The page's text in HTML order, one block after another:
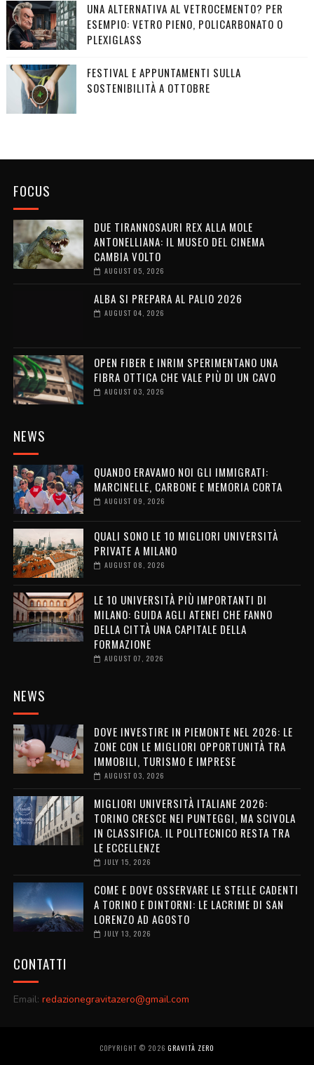
UNA ALTERNATIVA AL VETROCEMENTO? PER
ESEMPIO: VETRO PIENO, POLICARBONATO O
PLEXIGLASS
FESTIVAL E APPUNTAMENTI SULLA
SOSTENIBILITÀ A OTTOBRE
FOCUS
DUE TIRANNOSAURI REX ALLA MOLE
ANTONELLIANA: IL MUSEO DEL CINEMA
CAMBIA VOLTO
AUGUST 05, 2026
ALBA SI PREPARA AL PALIO 2026
AUGUST 04, 2026
OPEN FIBER E INRIM SPERIMENTANO UNA
FIBRA OTTICA CHE VALE PIÙ DI UN CAVO
AUGUST 03, 2026
NEWS
QUANDO ERAVAMO NOI GLI IMMIGRATI:
MARCINELLE, CARBONE E MEMORIA CORTA
AUGUST 09, 2026
QUALI SONO LE 10 MIGLIORI UNIVERSITÀ
PRIVATE A MILANO
AUGUST 08, 2026
LE 10 UNIVERSITÀ PIÙ IMPORTANTI DI
MILANO: GUIDA AGLI ATENEI CHE FANNO
DELLA CITTÀ UNA CAPITALE DELLA
FORMAZIONE
AUGUST 07, 2026
NEWS
DOVE INVESTIRE IN PIEMONTE NEL 2026: LE
ZONE CON LE MIGLIORI OPPORTUNITÀ TRA
IMMOBILI, TURISMO E IMPRESE
AUGUST 03, 2026
MIGLIORI UNIVERSITÀ ITALIANE 2026:
TORINO CRESCE NEI PUNTEGGI, MA SCIVOLA
IN CLASSIFICA. IL POLITECNICO RESTA TRA
LE ECCELLENZE
JULY 15, 2026
COME E DOVE OSSERVARE LE STELLE CADENTI
A TORINO E DINTORNI: LE LACRIME DI SAN
LORENZO AD AGOSTO
JULY 13, 2026
CONTATTI
Email: redazionegravitazero@gmail.com
COPYRIGHT © 2026GRAVITÀ ZERO